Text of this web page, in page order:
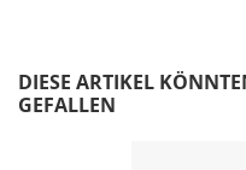
DIESE ARTIKEL
GEFALLEN